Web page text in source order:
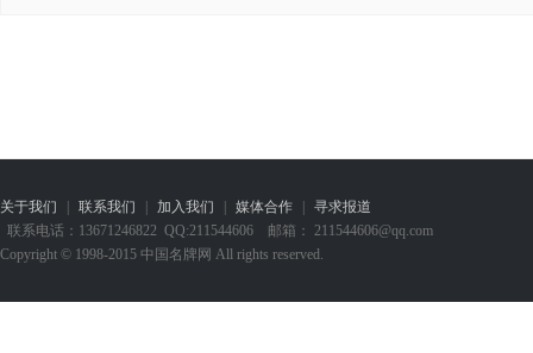
关于我们 | 联系我们 | 加入我们 | 媒体合作 | 寻求报道
联系电话：13671246822 QQ:211544606 邮箱： 211544606@qq.com
Copyright © 1998-2015 中国名牌网 All rights reserved.